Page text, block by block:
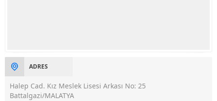
ADRES
Halep Cad. Kız Meslek Lisesi Arkası No: 25
Battalgazi/MALATYA